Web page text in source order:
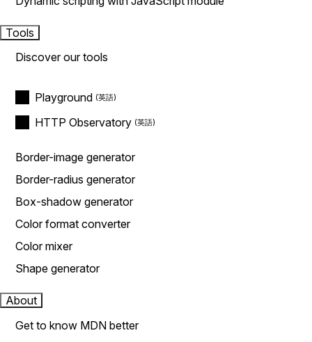
Tools
Discover our tools
Playground
HTTP Observatory
Border-image generator
Border-radius generator
Box-shadow generator
Color format converter
Color mixer
Shape generator
About
Get to know MDN better